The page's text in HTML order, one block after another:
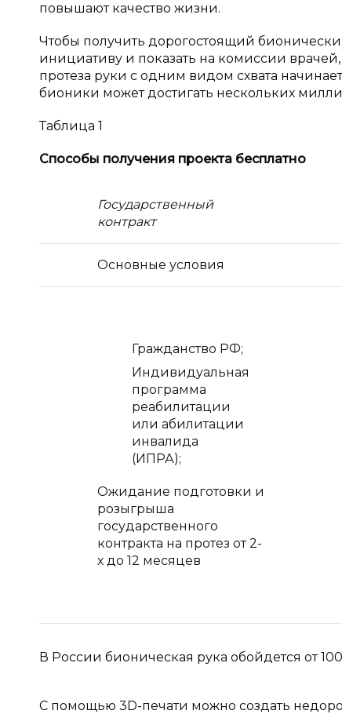
повышают качество жизни.
Чтобы получить дорогостоящий
инициативу и показать на комиссии
протеза руки с одним видом схвата
бионики может достигать нескольких
Таблица 1
Способы получения проекта бесплатно
Государственный
контракт
Основные условия
Гражданство РФ;
Индивидуальная
программа
реабилитации
или абилитации
инвалида
(ИПРА);
Ожидание подготовки и
розыгрыша
государственного
контракта на протез от 2-
х до 12 месяцев
В России бионическая рука обойдется от
С помощью 3D-печати можно создать